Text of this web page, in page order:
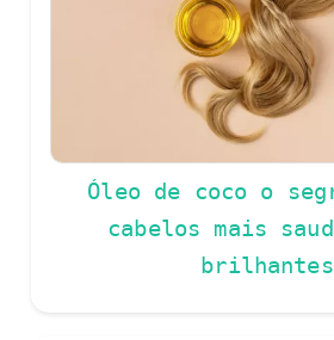
Óleo de coco o
cabelos mais
brilhantes